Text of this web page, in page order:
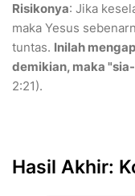
Risikonya: Jika
maka Yesus
tuntas. Inilah
demikian, maka
2:21).
​Hasil Akhir: